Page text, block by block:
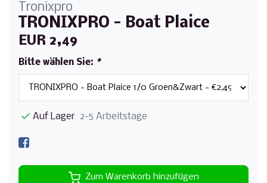
Tronixpro
TRONIXPRO - Boat Plaice
EUR 2,49
Bitte wählen Sie: *
Auf Lager 2-5 Arbeitstage
Zum Warenkorb hinzufügen